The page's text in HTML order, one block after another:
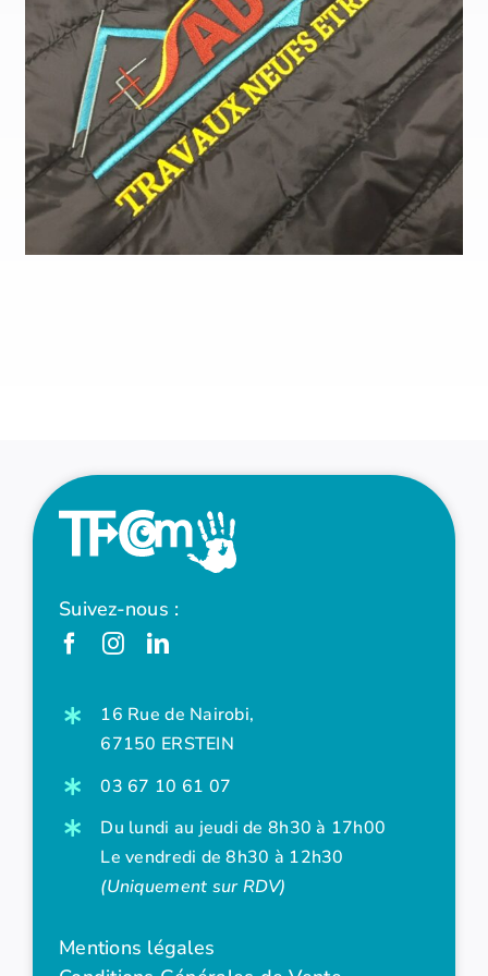
Suivez-nous :
16 Rue de Nairobi,
67150 ERSTEIN
03 67 10 61 07
Du lundi au jeudi de 8h30 à 17h00
Le vendredi de 8h30 à 12h30
(Uniquement sur RDV)
Mentions légales